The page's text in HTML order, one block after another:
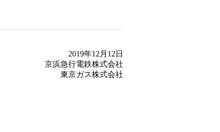
2019年12月12日
京浜急行電鉄株式会社
東京ガス株式会社